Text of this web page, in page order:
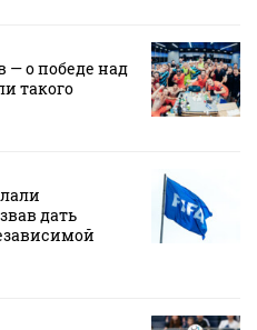
— о победе над
такого
дать